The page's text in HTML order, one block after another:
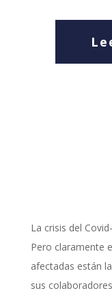
La crisis del
Pero claramente
afectadas están
sus